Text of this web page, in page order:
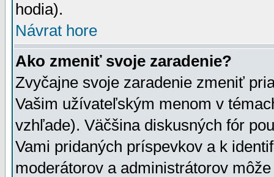
hodia).
Návrat hore
Ako zmeniť svoje zaradenie?
Zvyčajne svoje zaradenie zmeniť
Vašim užívateľským menom v
vzhľade). Väčšina diskusných fór
Vami pridaných príspevkov a k
moderátorov a administrátorov